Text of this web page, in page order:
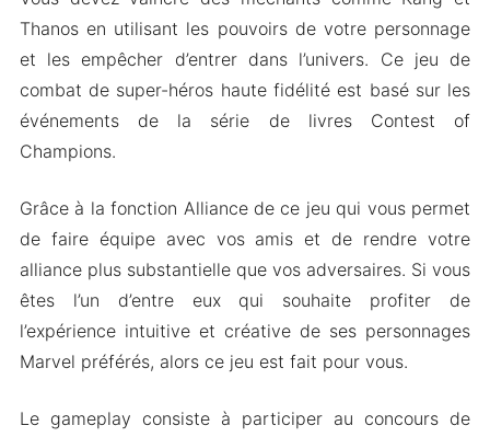
Thanos en utilisant les pouvoirs de votre personnage
et les empêcher d’entrer dans l’univers. Ce jeu de
combat de super-héros haute fidélité est basé sur les
événements de la série de livres Contest of
Champions.
Grâce à la fonction Alliance de ce jeu qui vous permet
de faire équipe avec vos amis et de rendre votre
alliance plus substantielle que vos adversaires. Si vous
êtes l’un d’entre eux qui souhaite profiter de
l’expérience intuitive et créative de ses personnages
Marvel préférés, alors ce jeu est fait pour vous.
Le gameplay consiste à participer au concours de